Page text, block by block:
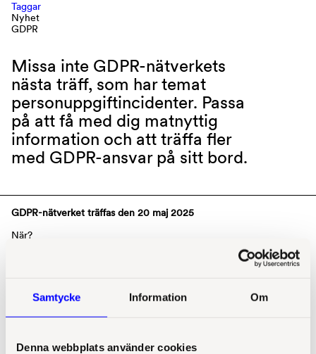
Samtycke Information Om
Denna webbplats använder cookies
Taggar
Nyhet
GDPR
Missa inte GDPR-nätverkets
nästa träff, som har temat
personuppgiftincidenter. Passa
på att få med dig matnyttig
information och att träffa fler
med GDPR-ansvar på sitt bord.
GDPR-nätverket träffas den 20 maj 2025
När?
Ta chansen och påverka temat med dina önskemål!
750kr per tillfälle. Vi kommer att servera eftermiddagsfika.